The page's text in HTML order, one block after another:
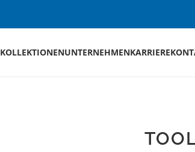
KOLLEKTIONENUNTERNEHMENKARRIERE